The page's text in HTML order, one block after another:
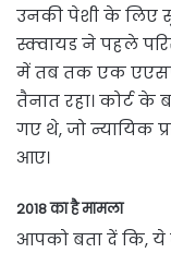
उनकी पेशी के लिए
स्क्वायड ने पहले
में तब तक एक
तैनात रहा। कोर्ट के
गए थे, जो न्यायिक
आए।
2018 का है मामला
आपको बता दें कि, ये